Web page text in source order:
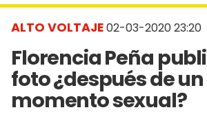
ALTO VOLTAJE02-03-2020 23:20
Florencia Peña
foto ¿después de un
momento sexual?